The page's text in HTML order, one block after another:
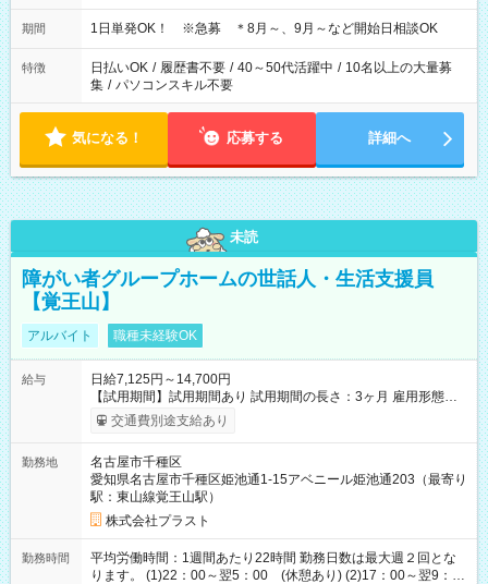
期間 1日単発OK！ ※急募 ＊8月～、9月～など開始日相談OK
特徴 日払いOK / 履歴書不要 / 40～50代活躍中 / 10名以上の大量募
集 / パソコンスキル不要
気になる！ 応募する 詳細へ
未読
障がい者グループホームの世話人・生活支援員
【覚王山】
アルバイト 職種未経験OK
給与
日給7,125円～14,700円
【試用期間】試用期間あり 試用期間の長さ：3ヶ月 雇用形態、
給与は本採用時と同じです。
交通費別途支給あり
勤務地
名古屋市千種区
愛知県名古屋市千種区姫池通1-15アベニール姫池通203（最寄り
駅：東山線覚王山駅）
株式会社プラスト
勤務時間
平均労働時間：1週間あたり22時間 勤務日数は最大週２回とな
ります。 (1)22：00～翌5：00 (休憩あり) (2)17：00～翌9：